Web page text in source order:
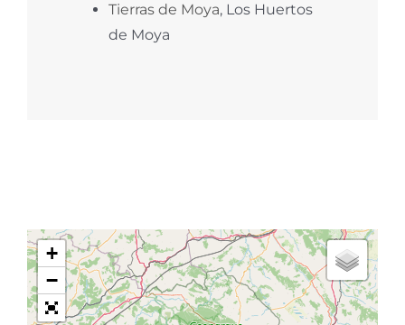
Tierras de Moya, Los Huertos
de Moya
+
−